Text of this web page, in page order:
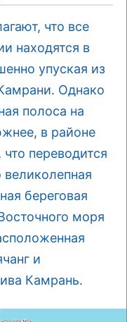
что все
находятся в
упуская из
Однако
полоса на
в районе
переводится
береговая
моря
и
Камрань.